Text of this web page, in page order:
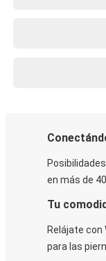
en más de
Tu
Relájate con
para las